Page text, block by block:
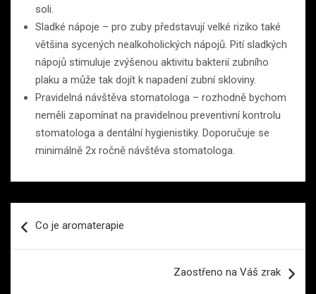
soli.
Sladké nápoje – pro zuby představují velké riziko také
většina sycených nealkoholických nápojů. Pití sladkých
nápojů stimuluje zvýšenou aktivitu bakterií zubního
plaku a může tak dojít k napadení zubní skloviny.
Pravidelná návštěva stomatologa – rozhodně bychom
neměli zapomínat na pravidelnou preventivní kontrolu
stomatologa a dentální hygienistiky. Doporučuje se
minimálně 2x ročně návštěva stomatologa.
proCo je aromaterapie
Zaostřeno na Váš zrak